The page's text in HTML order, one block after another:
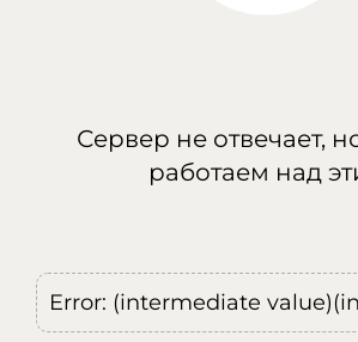
Сервер не отвечает,
работаем над